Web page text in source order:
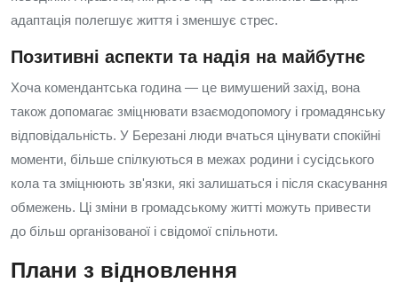
адаптація полегшує життя і зменшує стрес.
Позитивні аспекти та надія на майбутнє
Хоча комендантська година — це вимушений захід, вона
також допомагає зміцнювати взаємодопомогу і громадянську
відповідальність. У Березані люди вчаться цінувати спокійні
моменти, більше спілкуються в межах родини і сусідського
кола та зміцнюють зв'язки, які залишаться і після скасування
обмежень. Ці зміни в громадському житті можуть привести
до більш організованої і свідомої спільноти.
Плани з відновлення